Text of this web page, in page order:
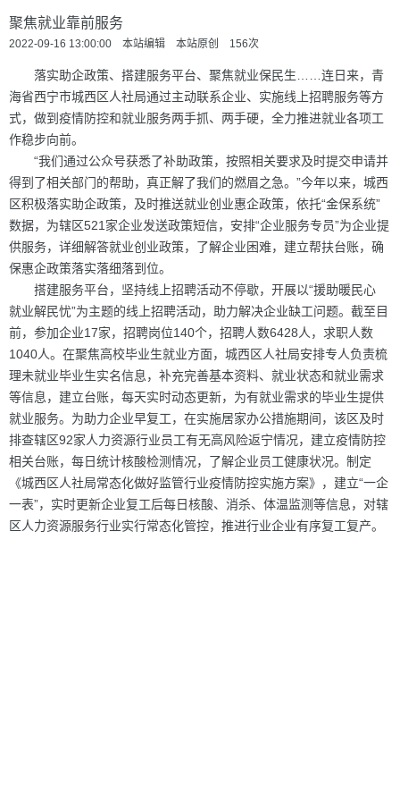
聚焦就业靠前服务
2022-09-16 13:00:00 本站编辑 本站原创 156次
落实助企政策、搭建服务平台、聚焦就业保民生……连日来，青
海省西宁市城西区人社局通过主动联系企业、实施线上招聘服务等方
式，做到疫情防控和就业服务两手抓、两手硬，全力推进就业各项工
作稳步向前。
“我们通过公众号获悉了补助政策，按照相关要求及时提交申请并
得到了相关部门的帮助，真正解了我们的燃眉之急。”今年以来，城西
区积极落实助企政策，及时推送就业创业惠企政策，依托“金保系统”
数据，为辖区521家企业发送政策短信，安排“企业服务专员”为企业提
供服务，详细解答就业创业政策，了解企业困难，建立帮扶台账，确
保惠企政策落实落细落到位。
搭建服务平台，坚持线上招聘活动不停歇，开展以“援助暖民心
就业解民忧”为主题的线上招聘活动，助力解决企业缺工问题。截至目
前，参加企业17家，招聘岗位140个，招聘人数6428人，求职人数
1040人。在聚焦高校毕业生就业方面，城西区人社局安排专人负责梳
理未就业毕业生实名信息，补充完善基本资料、就业状态和就业需求
等信息，建立台账，每天实时动态更新，为有就业需求的毕业生提供
就业服务。为助力企业早复工，在实施居家办公措施期间，该区及时
排查辖区92家人力资源行业员工有无高风险返宁情况，建立疫情防控
相关台账，每日统计核酸检测情况，了解企业员工健康状况。制定
《城西区人社局常态化做好监管行业疫情防控实施方案》，建立“一企
一表”，实时更新企业复工后每日核酸、消杀、体温监测等信息，对辖
区人力资源服务行业实行常态化管控，推进行业企业有序复工复产。